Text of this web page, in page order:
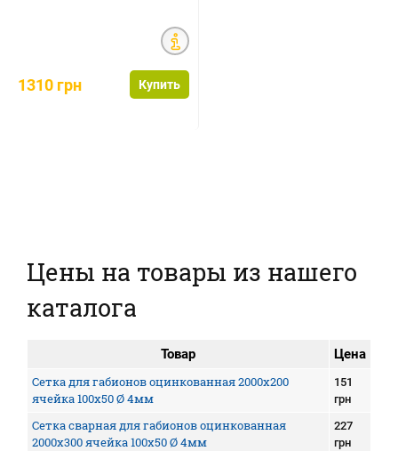
1310 грн Купить
Цены на товары из нашего
каталога
Товар
Цена
Сетка для габионов оцинкованная 2000х200
ячейка 100х50 Ø 4мм
151
грн
Сетка сварная для габионов оцинкованная
2000х300 ячейка 100х50 Ø 4мм
227
грн